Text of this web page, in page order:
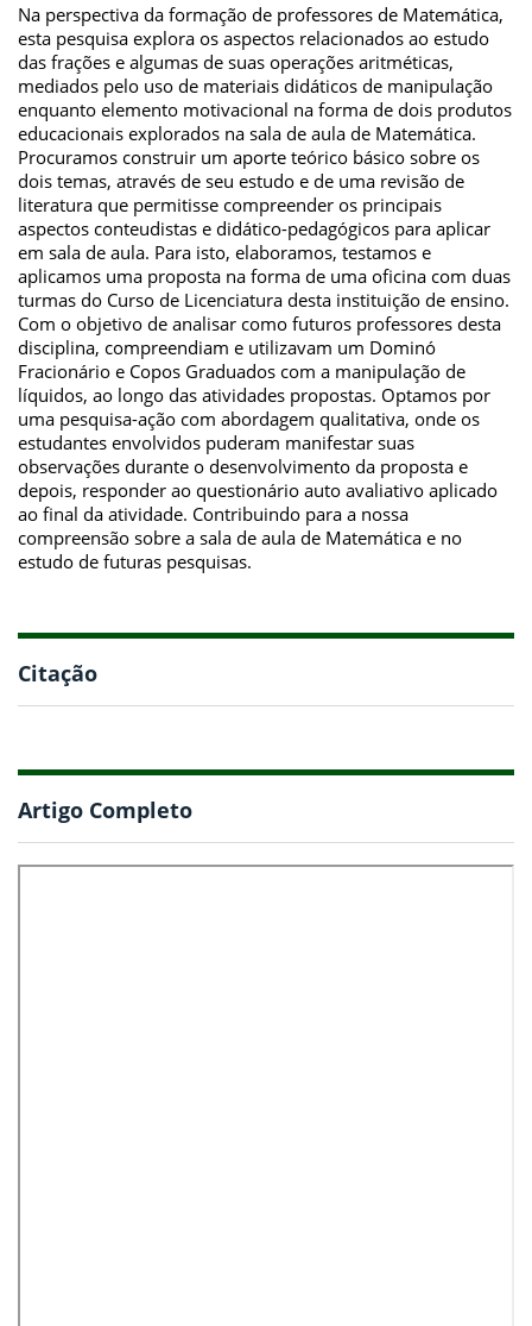
Na perspectiva da formação de professores de Matemática,
esta pesquisa explora os aspectos relacionados ao estudo
das frações e algumas de suas operações aritméticas,
mediados pelo uso de materiais didáticos de manipulação
enquanto elemento motivacional na forma de dois produtos
educacionais explorados na sala de aula de Matemática.
Procuramos construir um aporte teórico básico sobre os
dois temas, através de seu estudo e de uma revisão de
literatura que permitisse compreender os principais
aspectos conteudistas e didático-pedagógicos para aplicar
em sala de aula. Para isto, elaboramos, testamos e
aplicamos uma proposta na forma de uma oficina com duas
turmas do Curso de Licenciatura desta instituição de ensino.
Com o objetivo de analisar como futuros professores desta
disciplina, compreendiam e utilizavam um Dominó
Fracionário e Copos Graduados com a manipulação de
líquidos, ao longo das atividades propostas. Optamos por
uma pesquisa-ação com abordagem qualitativa, onde os
estudantes envolvidos puderam manifestar suas
observações durante o desenvolvimento da proposta e
depois, responder ao questionário auto avaliativo aplicado
ao final da atividade. Contribuindo para a nossa
compreensão sobre a sala de aula de Matemática e no
estudo de futuras pesquisas.
Citação
Artigo Completo